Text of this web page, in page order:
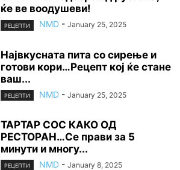
ќе ве воодушеви!
РЕЦЕПТИ NMD - January 25, 2025
Највкусната пита со сирење и
готови кори…Рецепт кој ќе стане
ваш...
РЕЦЕПТИ NMD - January 25, 2025
ТАРТАР СОС КАКО ОД
РЕСТОРАН…Се прави за 5
минути и многу...
РЕЦЕПТИ NMD - January 8, 2025